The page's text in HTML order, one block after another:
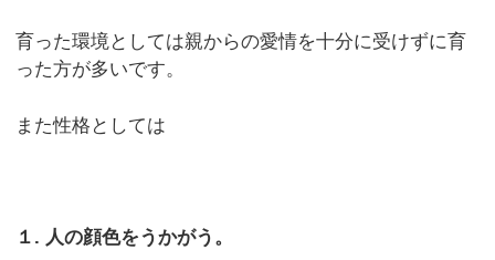
育った環境としては親からの愛情を十分に受けずに育
った方が多いです。
また性格としては
１. 人の顔色をうかがう。